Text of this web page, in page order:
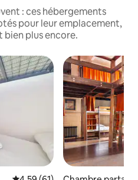
: ces hébergements
pour leur emplacement,
plus encore.